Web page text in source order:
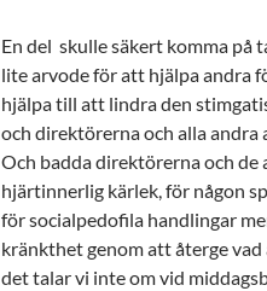
En del skulle säkert komma på
lite arvode för att hjälpa andra
hjälpa till att lindra den
och direktörerna och alla andra
Och badda direktörerna och
hjärtinnerlig kärlek, för någon
för socialpedofila handlingar
kränkthet genom att återge
det talar vi inte om vid